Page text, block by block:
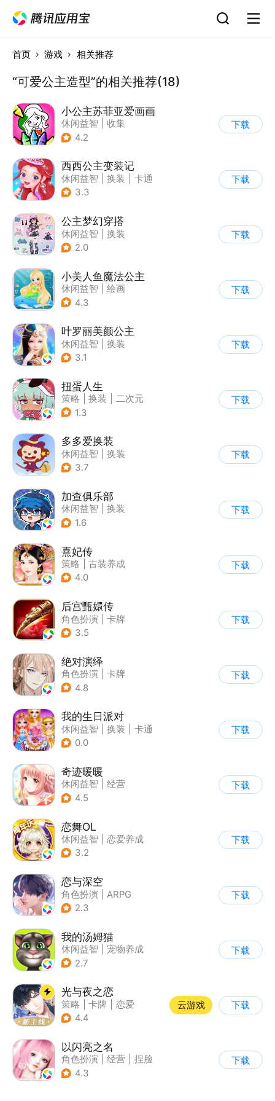
首页 游戏 相关推荐
“可爱公主造型”的相关推荐(18)
小公主苏菲亚爱画画
休闲益智
收集
| 儿童游戏
4.2
下载
西西公主变装记
休闲益智 换装
卡通
3.3
下载
公主梦幻穿搭
休闲益智
换装
| 女性向
2.0
下载
小美人鱼魔法公主
休闲益智
绘画
| 儿童游戏
4.3
下载
叶罗丽美颜公主
休闲益智
换装
| 动漫改编
3.1
下载
扭蛋人生
策略 换装
二次元
| 休闲益智
1.3
下载
多多爱换装
休闲益智
换装
| 儿童游戏
3.7
下载
加查俱乐部
休闲益智
换装
1.6
下载
熹妃传
策略
古装养成
| 架空历史
4.0
下载
后宫甄嬛传
角色扮演
卡牌
| 架空历史
3.5
下载
绝对演绎
角色扮演
卡牌
| 演艺圈
4.8
下载
我的生日派对
休闲益智 换装
卡通
0.0
下载
奇迹暖暖
休闲益智
经营
| 美少女
4.5
下载
恋舞OL
休闲益智
恋爱养成
| 仙侠
3.2
下载
恋与深空
角色扮演
ARPG
| 恋爱
2.3
下载
我的汤姆猫
休闲益智
宠物养成
| 汤姆猫
2.7
下载
光与夜之恋
策略 卡牌
恋爱
| 乙女
4.4
云游戏 下载
以闪亮之名
角色扮演 经营
捏脸
| 二次元
4.3
下载